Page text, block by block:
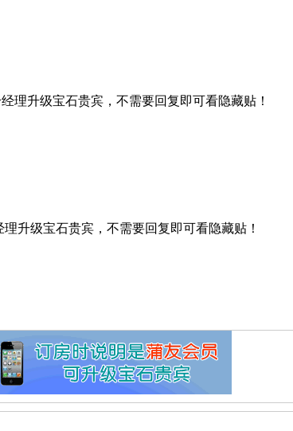
理升级宝石贵宾，不需要回复即可看隐藏贴！
升级宝石贵宾，不需要回复即可看隐藏贴！